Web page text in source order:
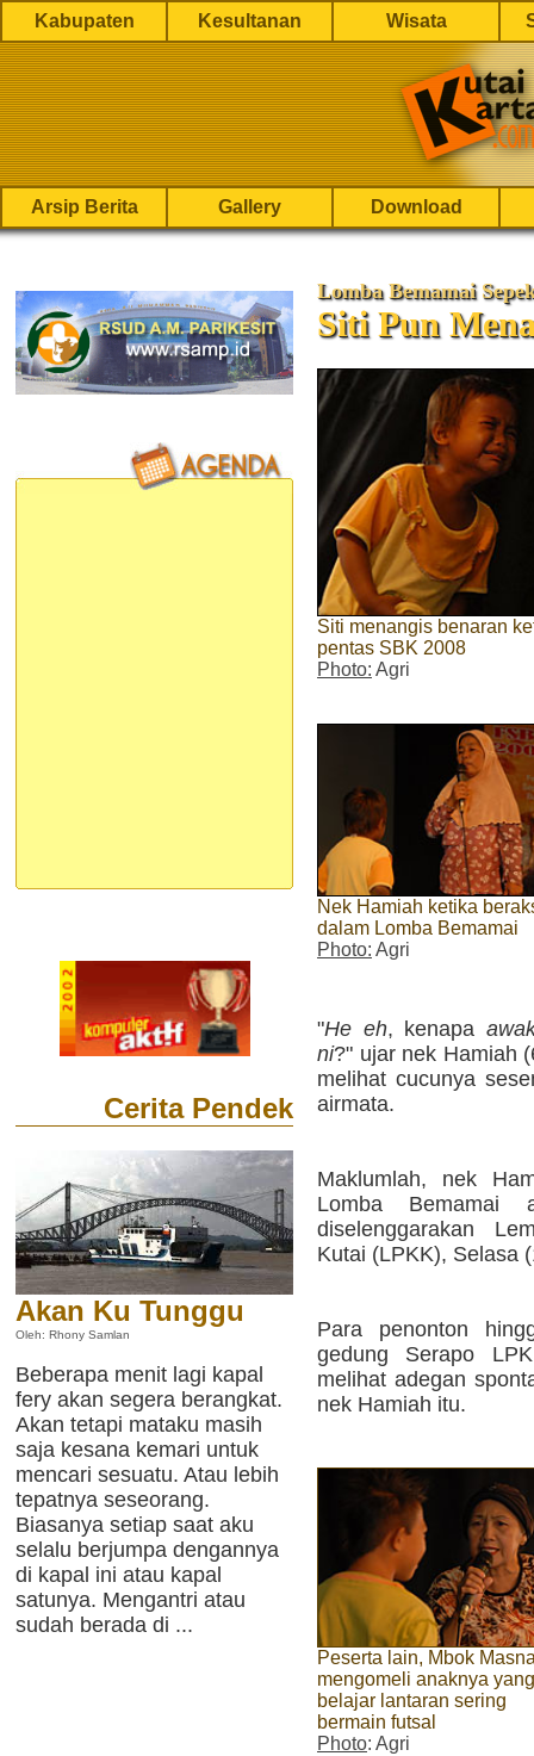
Kabupaten Kesultanan Wisata
Arsip Berita Gallery Download
Cerita Pendek
Akan Ku Tunggu
Oleh: Rhony Samlan
Beberapa menit lagi kapal
fery akan segera berangkat.
Akan tetapi mataku masih
saja kesana kemari untuk
mencari sesuatu. Atau lebih
tepatnya seseorang.
Biasanya setiap saat aku
selalu berjumpa dengannya
di kapal ini atau kapal
satunya. Mengantri atau
sudah berada di ...
Lomba Bemamai
Siti Pun
Siti menangis benaran
pentas SBK 2008
Photo: Agri
Nek Hamiah ketika
dalam Lomba Bemamai
Photo: Agri
"He eh, kenapa
ni?" ujar nek Hamiah
melihat cucunya
airmata.
Maklumlah, nek
Lomba Bemamai
diselenggarakan
Kutai (LPKK), Selasa
Para penonton
gedung Serapo
melihat adegan
nek Hamiah itu.
Peserta lain, Mbok
mengomeli anaknya
belajar lantaran sering
bermain futsal
Photo: Agri